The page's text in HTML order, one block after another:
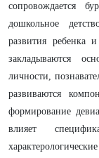
сопровождается
дошкольное
развития ребенка
закладываются
личности,
развиваются
формирование
влияет